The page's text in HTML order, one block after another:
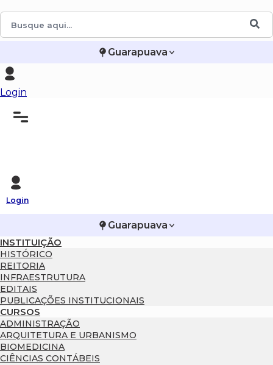
Guarapuava
Login
Login
Guarapuava
INSTITUIÇÃO
HISTÓRICO
REITORIA
INFRAESTRUTURA
EDITAIS
PUBLICAÇÕES INSTITUCIONAIS
CURSOS
ADMINISTRAÇÃO
ARQUITETURA E URBANISMO
BIOMEDICINA
CIÊNCIAS CONTÁBEIS